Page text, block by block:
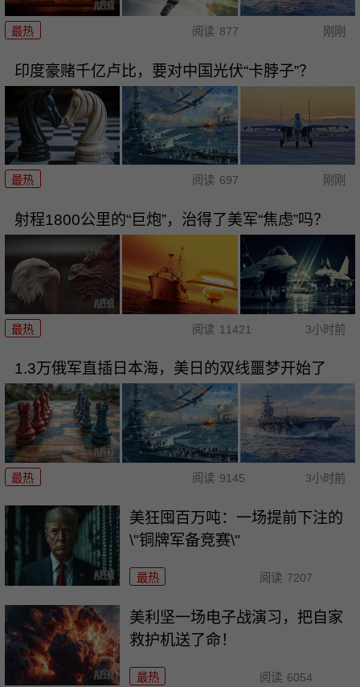
最热 阅读 877 刚刚
印度豪赌千亿卢比，要对中国光伏“卡脖子”？
最热 阅读 697 刚刚
射程1800公里的“巨炮”，治得了美军“焦虑”吗？
最热 阅读 11421 3小时前
1.3万俄军直插日本海，美日的双线噩梦开始了
最热 阅读 9145 3小时前
美狂囤百万吨：一场提前下注的
\"铜牌军备竞赛\"
最热 阅读 7207
美利坚一场电子战演习，把自家
救护机送了命！
最热 阅读 6054